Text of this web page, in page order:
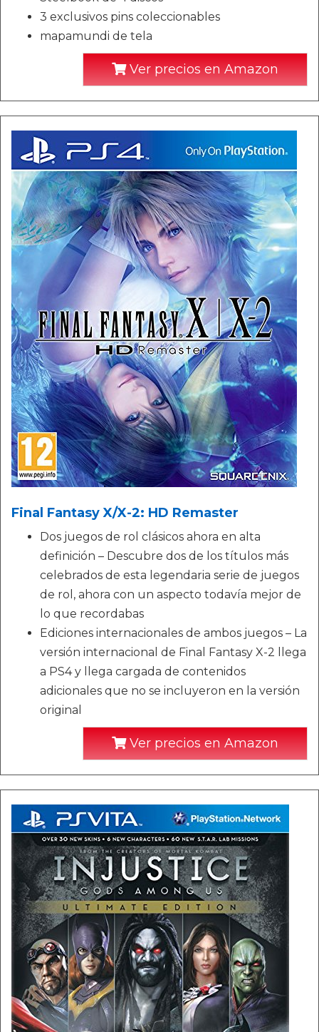
3 exclusivos pins coleccionables
mapamundi de tela
Ver precios en Amazon
Final Fantasy X/X-2: HD Remaster
Dos juegos de rol clásicos ahora en alta
definición – Descubre dos de los títulos más
celebrados de esta legendaria serie de juegos
de rol, ahora con un aspecto todavía mejor de
lo que recordabas
Ediciones internacionales de ambos juegos – La
versión internacional de Final Fantasy X-2 llega
a PS4 y llega cargada de contenidos
adicionales que no se incluyeron en la versión
original
Ver precios en Amazon